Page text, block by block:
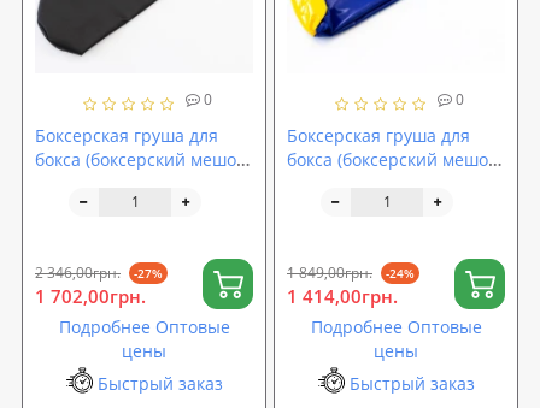
0
Боксерская груша для
бокса (боксерский мешок)
без наполнителя (OF-
2 346,00грн. -27%
1 702,00грн.
Подробнее Оптовые
цены
Быстрый заказ
0
Боксерская груша для
бокса (боксерский мешок)
наполнителя (OF-0073)
1 849,00грн. -24%
1 414,00грн.
Подробнее Оптовые
цены
Быстрый заказ